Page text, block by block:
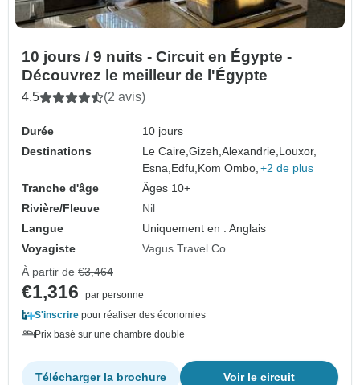
10 jours / 9 nuits - Circuit en Égypte -
Découvrez le meilleur de l'Égypte
4.5 (2 avis)
Durée
10 jours
Destinations
Le Caire,Gizeh,Alexandrie, Louxor,
Esna, Edfu, Kom Ombo, +2 de plus
Tranche d'âge
Âges 10+
Rivière/Fleuve
Nil
Langue
Uniquement en : Anglais
Voyagiste
Vagus Travel Co
À partir de €3,464
€1,316
par personne
S'inscrire pour réaliser des économies
Prix basé sur une chambre double
Voir le circuit
Télécharger la brochure